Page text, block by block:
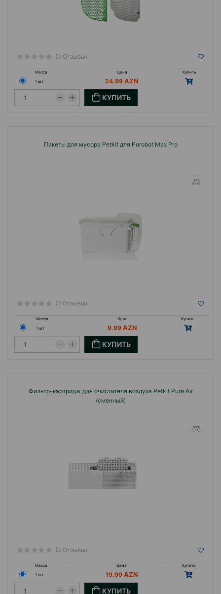
(0 Отзывы)
Масса Цена
Купить
1 шт
24.99
КУПИТЬ
Пакеты для мусора Petkit для Purobot Max Pro
(0 Отзывы)
Масса Цена
Купить
1 шт
9.99
КУПИТЬ
Фильтр-картридж для очистителя воздуха Petkit Pura Air
(сменный)
(0 Отзывы)
Масса Цена
Купить
1 шт
19.99
КУПИТЬ